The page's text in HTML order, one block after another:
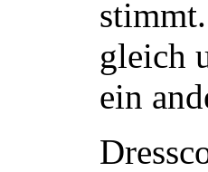
gleich
ein